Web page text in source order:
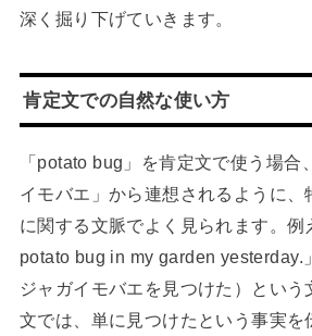
深く掘り下げていきます。
肯定文での自然な使い方
「potato bug」を肯定文で使う場合
イモバエ」から連想されるように、
に関する文脈でよく見られます。例
potato bug in my garden yesterday.
ジャガイモバエを見つけた）とい
文では、単に見つけたという事実を